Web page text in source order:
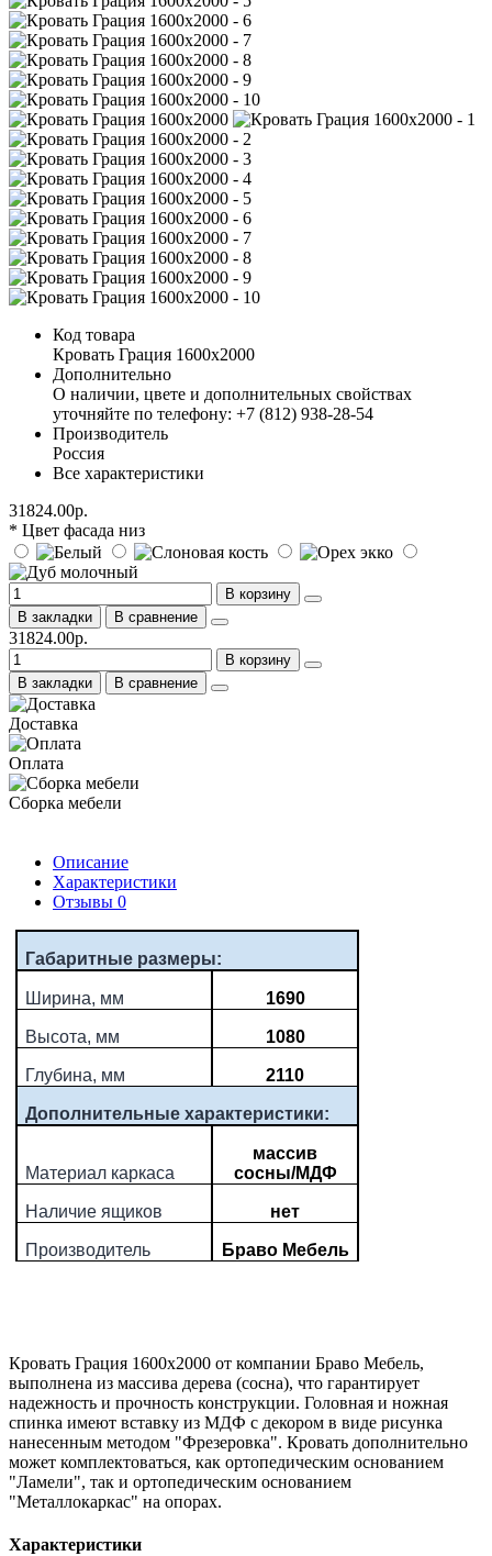
Код товара
Кровать Грация 1600х2000
Дополнительно
О наличии, цвете и дополнительных свойствах
уточняйте по телефону: +7 (812) 938-28-54
Производитель
Россия
Все характеристики
31824.00р.
* Цвет фасада низ
В корзину
В закладки
В сравнение
31824.00р.
В корзину
В закладки
В сравнение
Доставка
Оплата
Сборка мебели
Описание
Характеристики
Отзывы 0
Габаритные размеры:
Ширина, мм 1690
Высота, мм 1080
Глубина, мм 2110
Дополнительные характеристики:
Материал каркаса
массив
сосны/МДФ
Наличие ящиков нет
Производитель Браво Мебель
Кровать Грация 1600х2000 от компании Браво Мебель,
выполнена из массива дерева (сосна), что гарантирует
надежность и прочность конструкции. Головная и ножная
спинка имеют вставку из МДФ с декором в виде рисунка
нанесенным методом "Фрезеровка". Кровать дополнительно
может комплектоваться, как ортопедическим основанием
"Ламели", так и ортопедическим основанием
"Металлокаркас" на опорах.
Характеристики